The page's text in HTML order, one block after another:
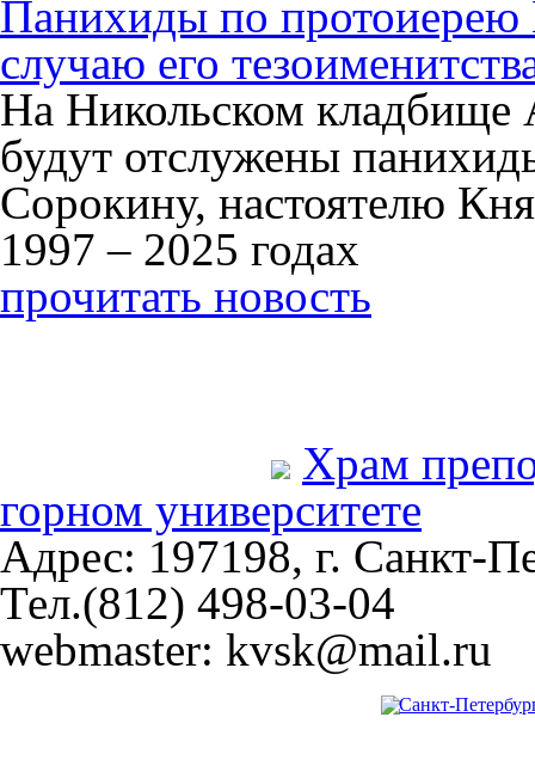
Панихиды по
случаю его
На Никольском кладбище
будут отслужены
Сорокину, настоятелю
1997 – 2025 годах
прочитать новость
Храм
горном университете
Адрес: 197198, г. Санкт-
Тел.(812) 498-03-04
webmaster: kvsk@mail.ru